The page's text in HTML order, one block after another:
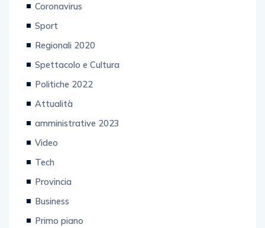
Coronavirus
Sport
Regionali 2020
Spettacolo e Cultura
Politiche 2022
Attualità
amministrative 2023
Video
Tech
Provincia
Business
Primo piano